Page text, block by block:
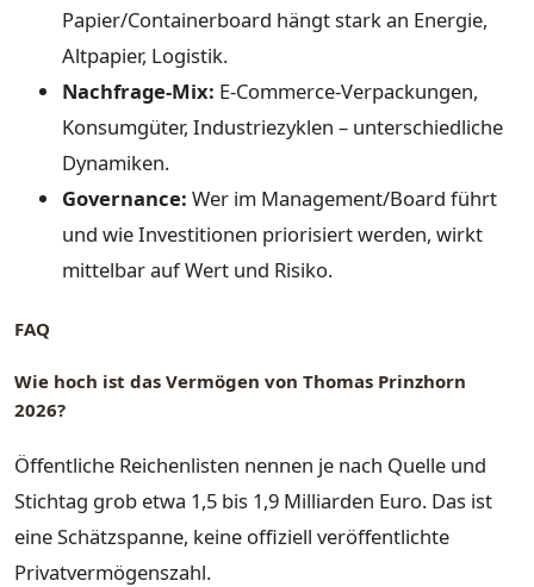
Papier/Containerboard hängt stark an Energie,
Altpapier, Logistik.
Nachfrage-Mix: E-Commerce-Verpackungen,
Konsumgüter, Industriezyklen – unterschiedliche
Dynamiken.
Governance: Wer im Management/Board führt
und wie Investitionen priorisiert werden, wirkt
mittelbar auf Wert und Risiko.
FAQ
Wie hoch ist das Vermögen von Thomas Prinzhorn
2026?
Öffentliche Reichenlisten nennen je nach Quelle und
Stichtag grob etwa 1,5 bis 1,9 Milliarden Euro. Das ist
eine Schätzspanne, keine offiziell veröffentlichte
Privatvermögenszahl.